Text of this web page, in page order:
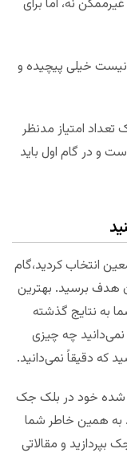
نه، اما برای
نیست خیلی پیچیده و
طول مدت 6 ماه به یک تعداد امتیاز مدنظر
و در گام اول باید
انتخاب کردید،گام
هدف برسید. بهترین
به نتایج گذشته
چه چیزی
که دقیقاً نمی‌دانید.
شده خود در بلک جک
به همین خاطر شما
بپردازید و مقالاتی